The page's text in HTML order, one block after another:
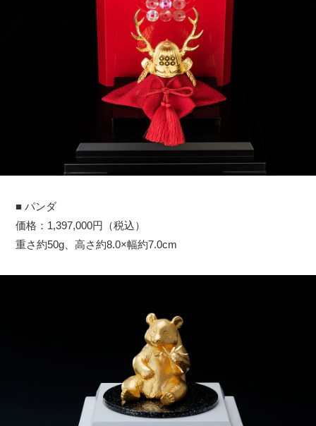
■ パンダ
価格：1,397,000円（税込）
重さ約50g、高さ約8.0×幅約7.0cm